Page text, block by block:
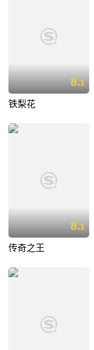
8.1
铁梨花
8.1
传奇之王